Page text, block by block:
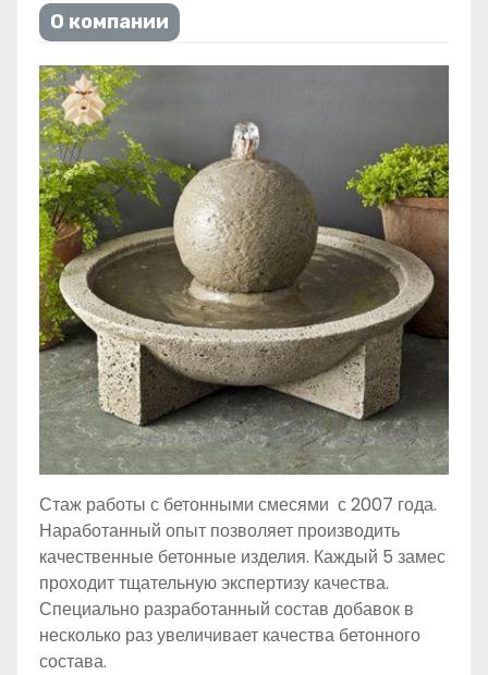
О компании
Стаж работы с бетонными смесями с 2007 года.
Наработанный опыт позволяет производить
качественные бетонные изделия. Каждый 5 замес
проходит тщательную экспертизу качества.
Специально разработанный состав добавок в
несколько раз увеличивает качества бетонного
состава.